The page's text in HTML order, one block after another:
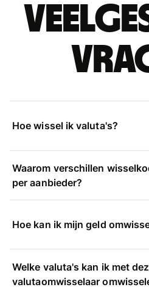
Hoe wissel ik valuta's?
Waarom verschillen
per aanbieder?
Hoe kan ik mijn geld
Welke valuta's kan ik met
valutaomwisselaar